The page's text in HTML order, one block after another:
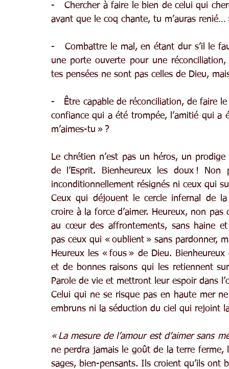
-   Chercher à faire le bien de celui qui
avant que le coq chante, tu m’auras renié…
-   Combattre le mal, en étant dur s’il le
une porte ouverte pour une réconciliation,
tes pensées ne sont pas celles de Dieu,
-   Être capable de réconciliation, de faire
confiance qui a été trompée, l’amitié qui a
m’aimes-tu » ?
Le chrétien n’est pas un héros, un
de l’Esprit. Bienheureux les doux ! Non
inconditionnellement résignés ni ceux qui
Ceux qui déjouent le cercle infernal de
croire à la force d’aimer. Heureux, non
au cœur des affrontements, sans haine
pas ceux qui « oublient » sans pardonner,
Heureux les « fous » de Dieu.
et de bonnes raisons qui les retiennent
Parole de vie et mettront leur espoir dans
Celui qui ne se risque pas en haute mer
embruns ni la séduction du ciel qui rejoint
« La mesure de l’amour est d’aimer sans
ne perdra jamais le goût de la terre ferme,
sages, bien-pensants. Ils croient qu’ils ont